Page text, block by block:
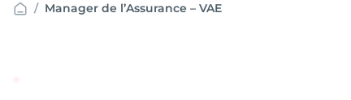
Manager de l’Assurance – VAE